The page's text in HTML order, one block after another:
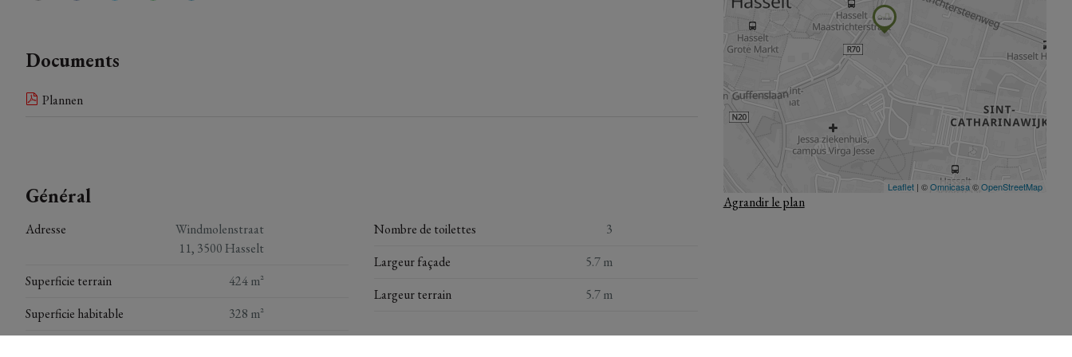
Documents
Plannen
Général
Adresse
Windmolenstraat
11, 3500 Hasselt
Superficie terrain
424 m²
Superficie habitable
328 m²
Nombre de toilettes
3
Largeur façade
5.7 m
Largeur terrain
5.7 m
Agrandir le plan